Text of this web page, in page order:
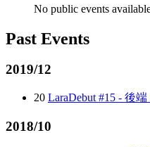
No public events
Past Events
2019/12
20 LaraDebut #15 - 後
2018/10